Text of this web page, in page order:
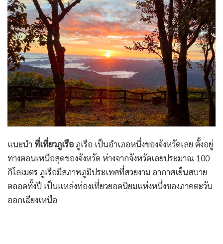
แนะนำ ที่เที่ยวภูเรือภูเรือ เป็นอำเภอหนึ่งของจังหวัดเลย ตั้งอยู่
ทางตอนเหนือสุดของจังหวัด ห่างจากจังหวัดเลยประมาณ 100
กิโลเมตร ภูเรือมีสภาพภูมิประเทศที่สวยงาม อากาศเย็นสบาย
ตลอดทั้งปี เป็นแหล่งท่องเที่ยวยอดนิยมแห่งหนึ่งของภาคตะวัน
ออกเฉียงเหนือ